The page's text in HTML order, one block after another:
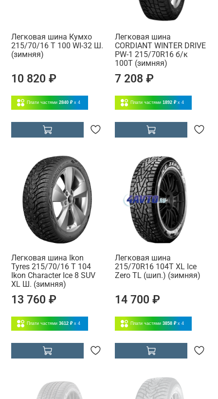
Легковая шина Кумхо
215/70/16 T 100 WI-32 Ш.
(зимняя)
10 820 ₽
Плати частями 2840 ₽ x 4
Легковая шина
CORDIANT WINTER DRIVE
PW-1 215/70R16 б/к
100T (зимняя)
7 208 ₽
Плати частями 1892 ₽ x 4
Легковая шина Ikon
Tyres 215/70/16 T 104
Ikon Character Ice 8 SUV
XL Ш. (зимняя)
13 760 ₽
Плати частями 3612 ₽ x 4
Легковая шина
215/70R16 104T XL Ice
Zero TL (шип.) (зимняя)
14 700 ₽
Плати частями 3858 ₽ x 4